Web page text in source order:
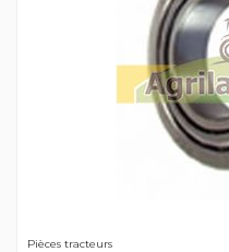
Pièces tracteurs